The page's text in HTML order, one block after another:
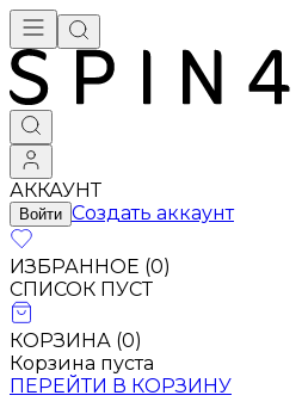
АККАУНТ
Войти Создать аккаунт
ИЗБРАННОЕ (0)
СПИСОК ПУСТ
КОРЗИНА (0)
Корзина пуста
ПЕРЕЙТИ В КОРЗИНУ
Брендовая одежда - купить в Москве